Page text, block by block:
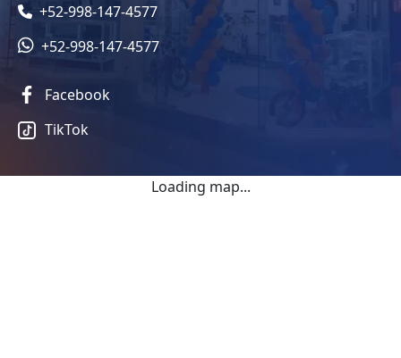
+52-998-147-4577
+52-998-147-4577
Facebook
TikTok
Loading map...